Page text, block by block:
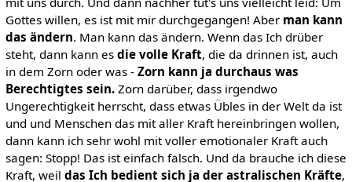
Gottes willen, es ist mit mir durchgegangen! Aber man kann
das ändern. Man kann das ändern. Wenn das Ich drüber
steht, dann kann es die volle Kraft, die da drinnen ist, auch
in dem Zorn oder was - Zorn kann ja durchaus was
Berechtigtes sein.Zorn darüber, dass irgendwo
Ungerechtigkeit herrscht, dass etwas Übles in der Welt da ist
und und Menschen das mit aller Kraft hereinbringen wollen,
dann kann ich sehr wohl mit voller emotionaler Kraft auch
sagen: Stopp! Das ist einfach falsch. Und da brauche ich diese
Kraft, weil das Ich bedient sich ja der astralischen Kräfte,